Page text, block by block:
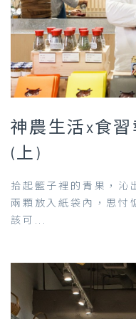
神農生活x食
(上)
拾起籃子裡的青果，沁
兩顆放入紙袋內，思忖
該可...